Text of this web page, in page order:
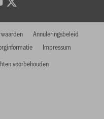
voorbehouden
Annuleringsbeleid
Impressum